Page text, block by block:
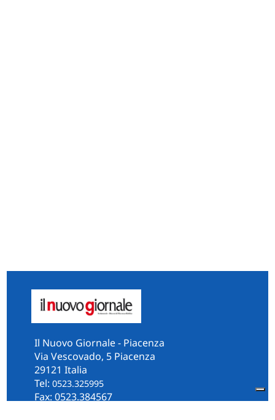
Il Nuovo Giornale - Piacenza
Via Vescovado, 5 Piacenza
29121 Italia
Tel: 0523.325995
Fax: 0523.384567